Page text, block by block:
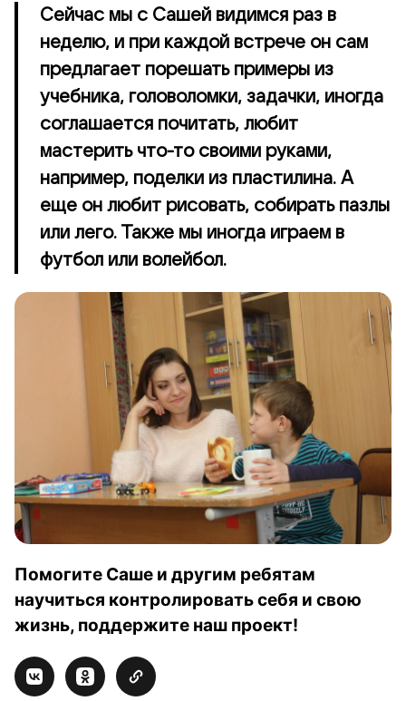
Сейчас мы с Сашей видимся раз в
неделю, и при каждой встрече он сам
предлагает порешать примеры из
учебника, головоломки, задачки, иногда
соглашается почитать, любит
мастерить что-то своими руками,
например, поделки из пластилина. А
еще он любит рисовать, собирать пазлы
или лего. Также мы иногда играем в
футбол или волейбол.
Помогите Саше и другим ребятам
научиться контролировать себя и свою
жизнь, поддержите наш проект!